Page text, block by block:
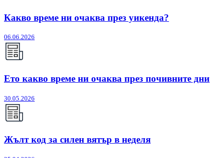
Какво време ни очаква през уикенда?
06.06.2026
Ето какво време ни очаква през почивните дни
30.05.2026
Жълт код за силен вятър в неделя